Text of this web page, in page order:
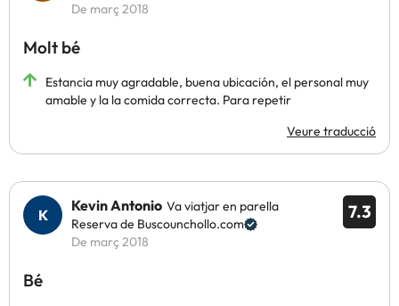
De març 2018
Molt bé
Estancia muy agradable, buena ubicación, el personal muy
amable y la la comida correcta. Para repetir
Veure traducció
7.3
Kevin Antonio Va viatjar en parella
Reserva de Buscounchollo.com
De març 2018
Bé